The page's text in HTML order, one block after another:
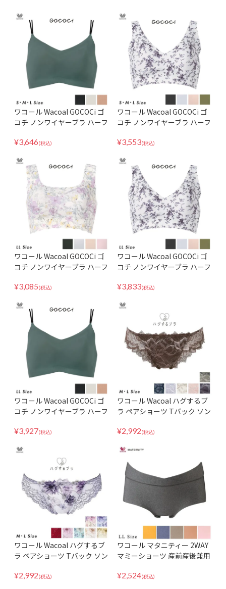
ワコール Wacoal GOCOCi ゴ
コチ ノンワイヤーブラ ハーフ
MLサイズ
¥3,646(税込)
ワコール Wacoal GOCOCi ゴ
コチ ノンワイヤーブラ ハーフ
SMLサイズ CGG536
¥3,553(税込)
ワコール Wacoal GOCOCi ゴ
コチ ノンワイヤーブラ ハーフ
CGG535
¥3,085(税込)
ワコール Wacoal GOCOCi ゴ
コチ ノンワイヤーブラ ハーフ
LLサイズ CGG536
¥3,833(税込)
ワコール Wacoal GOCOCi ゴ
コチ ノンワイヤーブラ ハーフ
Lサイズ
¥3,927(税込)
ワコール Wacoal ハグするブ
ラ ペアショーツ Tバック ソン
ィ PXB418
¥2,992(税込)
ワコール Wacoal ハグするブ
ラ ペアショーツ Tバック ソン
ィ PXB478
¥2,992(税込)
ワコール マタニティー 2WAY
マミーショーツ 産前産後兼用
¥2,524(税込)